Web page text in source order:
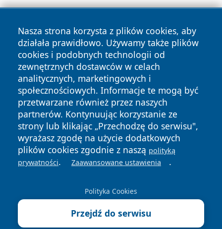
Nasza strona korzysta z plików cookies, aby
działała prawidłowo. Używamy także plików
cookies i podobnych technologii od
zewnętrznych dostawców w celach
analitycznych, marketingowych i
społecznościowych. Informacje te mogą być
przetwarzane również przez naszych
partnerów. Kontynuując korzystanie ze
strony lub klikając „Przechodzę do serwisu",
wyrażasz zgodę na użycie dodatkowych
plików cookies zgodnie z naszą polityką
prywatności. Zaawansowane ustawienia .
Polityka Cookies
Przejdź do serwisu
Copyright © 2026 terazgniezno.pl Wszystkie prawa
zastrzeżone.
News Autorzy
Polityka
Prywatności
Polityka
Cookies